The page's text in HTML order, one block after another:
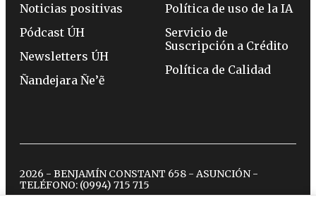
Noticias positivas
Pódcast ÚH
Newsletters ÚH
Ñandejara Ñe’ẽ
Política de uso de la IA
Servicio de
Suscripción a Crédito
Política de Calidad
2026 - BENJAMÍN CONSTANT 658 - ASUNCIÓN -
TELÉFONO: (0994) 715 715